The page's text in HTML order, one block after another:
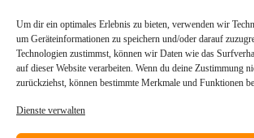
Um dir ein optimales Erlebnis zu bieten, verwenden wir
um Geräteinformationen zu speichern und/oder darauf
Technologien zustimmst, können wir Daten wie das
auf dieser Website verarbeiten. Wenn du deine Zustimmung
zurückziehst, können bestimmte Merkmale und Funktionen
Dienste verwalten
Webdesignvon Boes Media Solutions